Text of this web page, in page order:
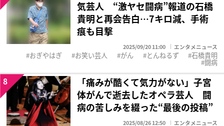
気芸人 “激ヤセ闘病”報道の石橋
貴明と再会告白…7キロ減、手術
痕も目撃
2025/09/20 11:00 エンタメニュース
おぎやはぎ お笑い芸人 がん とんねるず 石橋貴明
闘病
「痛みが酷くて気力がない」子宮
体がんで逝去したオペラ芸人 闘
病の苦しみを綴った“最後の投稿”
2025/08/26 12:50 エンタメニュース
8